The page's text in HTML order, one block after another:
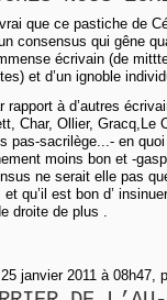
que ce pastiche de
un consensus qui gêne
écrivain (de
et d’un ignoble
rapport à d’autres
Char, Ollier, Gracq,Le
pas-sacrilège...- en
moins bon et -
ne serait elle pas
et qu’il est bon d’
droite de plus .
janvier 2011 à 08h47,